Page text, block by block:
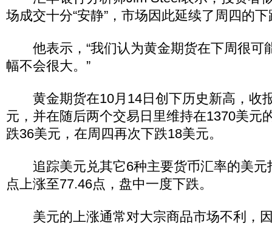
场成交十分“安静”，市场因此延续了周四的
他表示，“我们认为黄金期货在下周很可
幅不会很大。”
黄金期货在10月14日创下历史新高，收
元，并在随后两个交易日里维持在1370美元
跌36美元，在周四再次下跌18美元。
追踪美元兑其它6种主要货币汇率的美元
点上涨至77.46点，盘中一度下跌。
美元的上涨通常对大宗商品市场不利，